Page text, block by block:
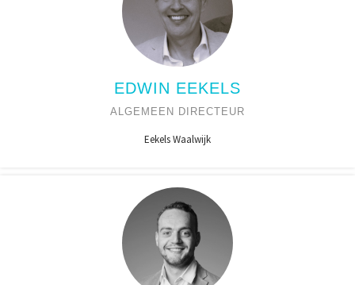
EDWIN EEKELS
ALGEMEEN DIRECTEUR
Eekels Waalwijk